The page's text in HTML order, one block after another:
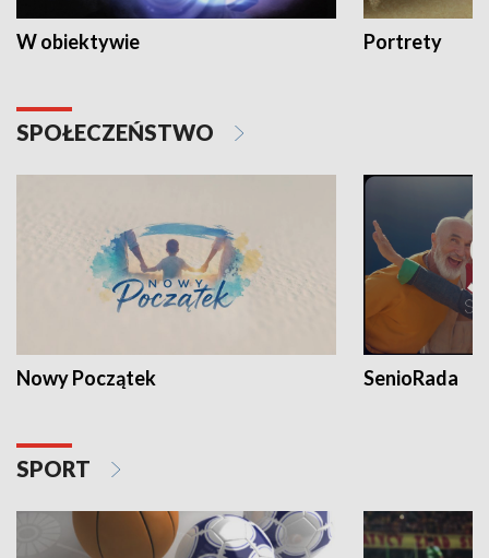
W obiektywie Portrety
SPOŁECZEŃSTWO
Nowy Początek SenioRada
SPORT